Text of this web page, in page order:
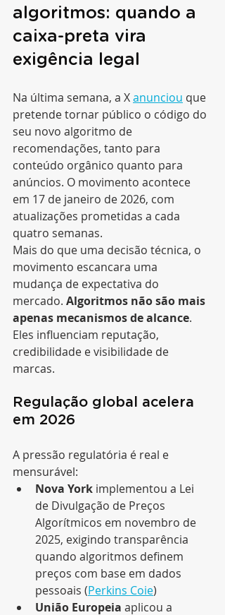
algoritmos: quando a
caixa-preta vira
exigência legal
Na última semana, a X anunciou que
pretende tornar público o código do
seu novo algoritmo de
recomendações, tanto para
conteúdo orgânico quanto para
anúncios. O movimento acontece
em 17 de janeiro de 2026, com
atualizações prometidas a cada
quatro semanas.
Mais do que uma decisão técnica, o
movimento escancara uma
mudança de expectativa do
mercado. Algoritmos não são mais
apenas mecanismos de alcance.
Eles influenciam reputação,
credibilidade e visibilidade de
marcas.
Regulação global acelera
em 2026
A pressão regulatória é real e
mensurável:
Nova York implementou a Lei
de Divulgação de Preços
Algorítmicos em novembro de
2025, exigindo transparência
quando algoritmos definem
preços com base em dados
pessoais (Perkins Coie)
União Europeia aplicou a